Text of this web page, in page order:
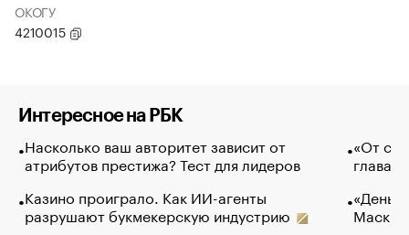
ОКОГУ
4210015
Интересное на РБК
Насколько ваш авторитет зависит от
атрибутов престижа? Тест для лидеров
Казино проиграло. Как ИИ-агенты
разрушают букмекерскую индустрию
«От
глава
Маск в